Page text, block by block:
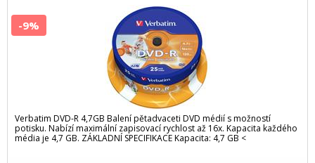
Verbatim DVD-R 4,7GB Balení pětadvaceti DVD médií s možností
potisku. Nabízí maximální zapisovací rychlost až 16x. Kapacita každého
média je 4,7 GB. ZÁKLADNÍ SPECIFIKACE Kapacita: 4,7 GB <
-9%